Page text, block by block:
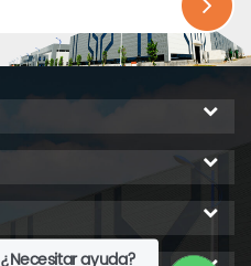
¿Necesitar ayuda?